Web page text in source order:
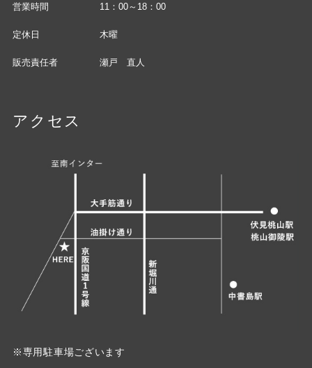
営業時間 11：00～18：00
定休日 木曜
販売責任者 瀬戸 直人
アクセス
※専用駐車場ございます